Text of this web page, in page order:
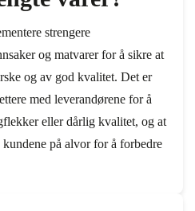
strengere
og matvarer for å sikre at
og av god kvalitet. Det er
med leverandørene for å
eller dårlig kvalitet, og at
på alvor for å forbedre